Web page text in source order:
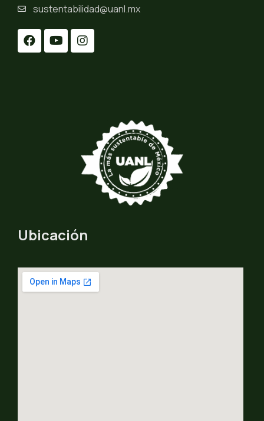
sustentabilidad@uanl.mx
Ubicación